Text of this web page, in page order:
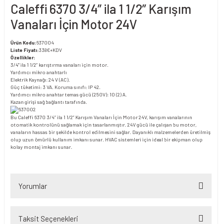
Caleffi 6370 3/4” ila 1 1/2” Karışım
Vanaları İçin Motor 24V
Ürün Kodu:637004
Liste Fiyatı:338€+KDV
Özellikler:
3/4" ila 1 1/2” karıştırma vanaları için motor.
Yardımcı mikro anahtarlı
Elektrik Kaynağı: 24 V (AC).
Güç tüketimi: 3 VA. Koruma sınıfı: IP 42.
Yardımcı mikro anahtar temas gücü (250V): 10 (2) A.
Kazan girişi sağ bağlantı tarafında.
Bu Caleffi 6370 3/4” ila 1 1/2” Karışım Vanaları İçin Motor 24V, karışım vanalarının
otomatik kontrolünü sağlamak için tasarlanmıştır. 24V gücü ile çalışan bu motor,
vanaların hassas bir şekilde kontrol edilmesini sağlar. Dayanıklı malzemelerden üretilmiş
olup uzun ömürlü kullanım imkanı sunar. HVAC sistemleri için ideal bir ekipman olup
kolay montaj imkanı sunar.
Yorumlar
Taksit Seçenekleri